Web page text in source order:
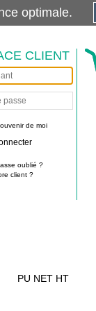
CLIENT
de moi
oublié ?
client ?
PU NET HT
optimale.